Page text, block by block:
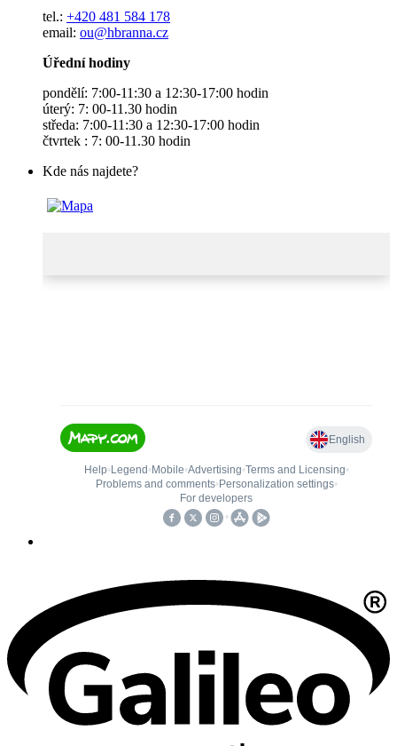
tel.: +420 481 584 178
email: ou@hbranna.cz
Úřední hodiny
pondělí: 7:00-11:30 a 12:30-17:00 hodin
úterý: 7: 00-11.30 hodin
středa: 7:00-11:30 a 12:30-17:00 hodin
čtvrtek : 7: 00-11.30 hodin
Kde nás najdete?